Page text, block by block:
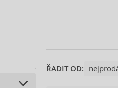
ŘADIT OD: